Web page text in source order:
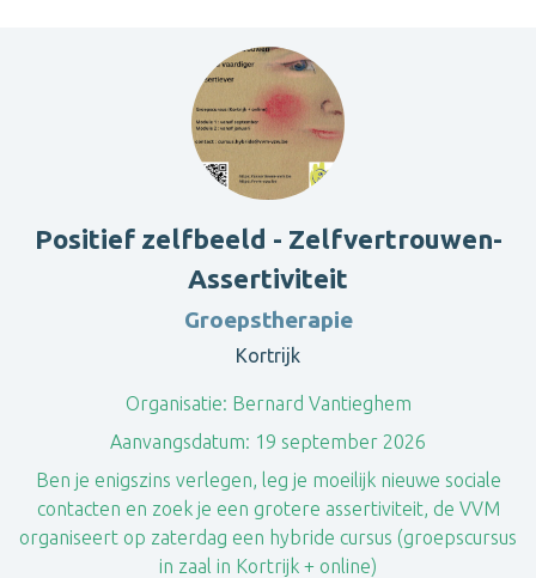
Positief zelfbeeld - Zelfvertrouwen-
Assertiviteit
Groepstherapie
Kortrijk
Organisatie: Bernard Vantieghem
Aanvangsdatum: 19 september 2026
Ben je enigszins verlegen, leg je moeilijk nieuwe sociale
contacten en zoek je een grotere assertiviteit, de VVM
organiseert op zaterdag een hybride cursus (groepscursus
in zaal in Kortrijk + online)